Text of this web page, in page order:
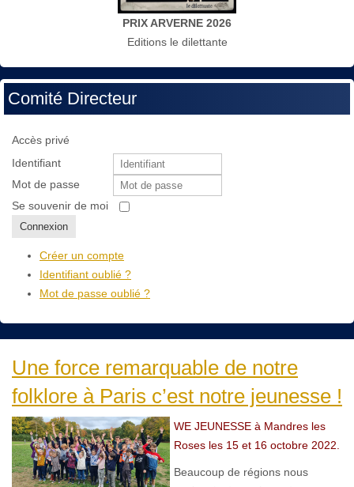
PRIX ARVERNE 2026
Editions le dilettante
Comité Directeur
Accès privé
Identifiant
Mot de passe
Se souvenir de moi
Connexion
Créer un compte
Identifiant oublié ?
Mot de passe oublié ?
Une force remarquable de notre
folklore à Paris c’est notre jeunesse !
WE JEUNESSE à Mandres les
Roses les 15 et 16 octobre 2022.
Beaucoup de régions nous